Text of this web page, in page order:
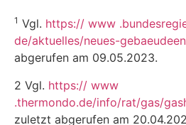
1 Vgl. https:// www
de/aktuelles/neues-
abgerufen am 09.05.2023.
2 Vgl. https:// www
.thermondo.de/info/rat/gas/
zuletzt abgerufen am